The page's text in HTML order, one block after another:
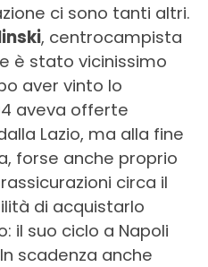
ci sono tanti altri.
, centrocampista
è stato vicinissimo
aver vinto lo
aveva offerte
Lazio, ma alla fine
forse anche proprio
circa il
di acquistarlo
il suo ciclo a Napoli
scadenza anche